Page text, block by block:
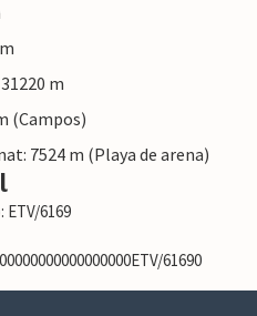
m
(Campos)
7524 m (Playa de arena)
6169
61690